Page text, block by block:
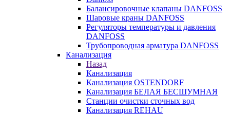
Балансировочные клапаны DANFOSS
Шаровые краны DANFOSS
Регуляторы температуры и давления
DANFOSS
Трубопроводная арматура DANFOSS
Канализация
Назад
Канализация
Канализация OSTENDORF
Канализация БЕЛАЯ БЕСШУМНАЯ
Станции очистки сточных вод
Канализация REHAU